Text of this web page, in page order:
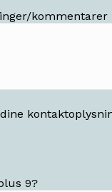
kommentarer
9?